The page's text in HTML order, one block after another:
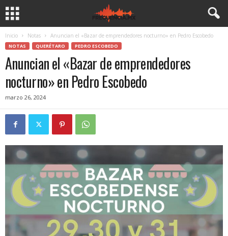
Inicio Notas Anuncian el «Bazar de emprendedores nocturno» en Pedro Escobedo
NOTAS QUERÉTARO PEDRO ESCOBEDO
Anuncian el «Bazar de emprendedores
nocturno» en Pedro Escobedo
marzo 26, 2024